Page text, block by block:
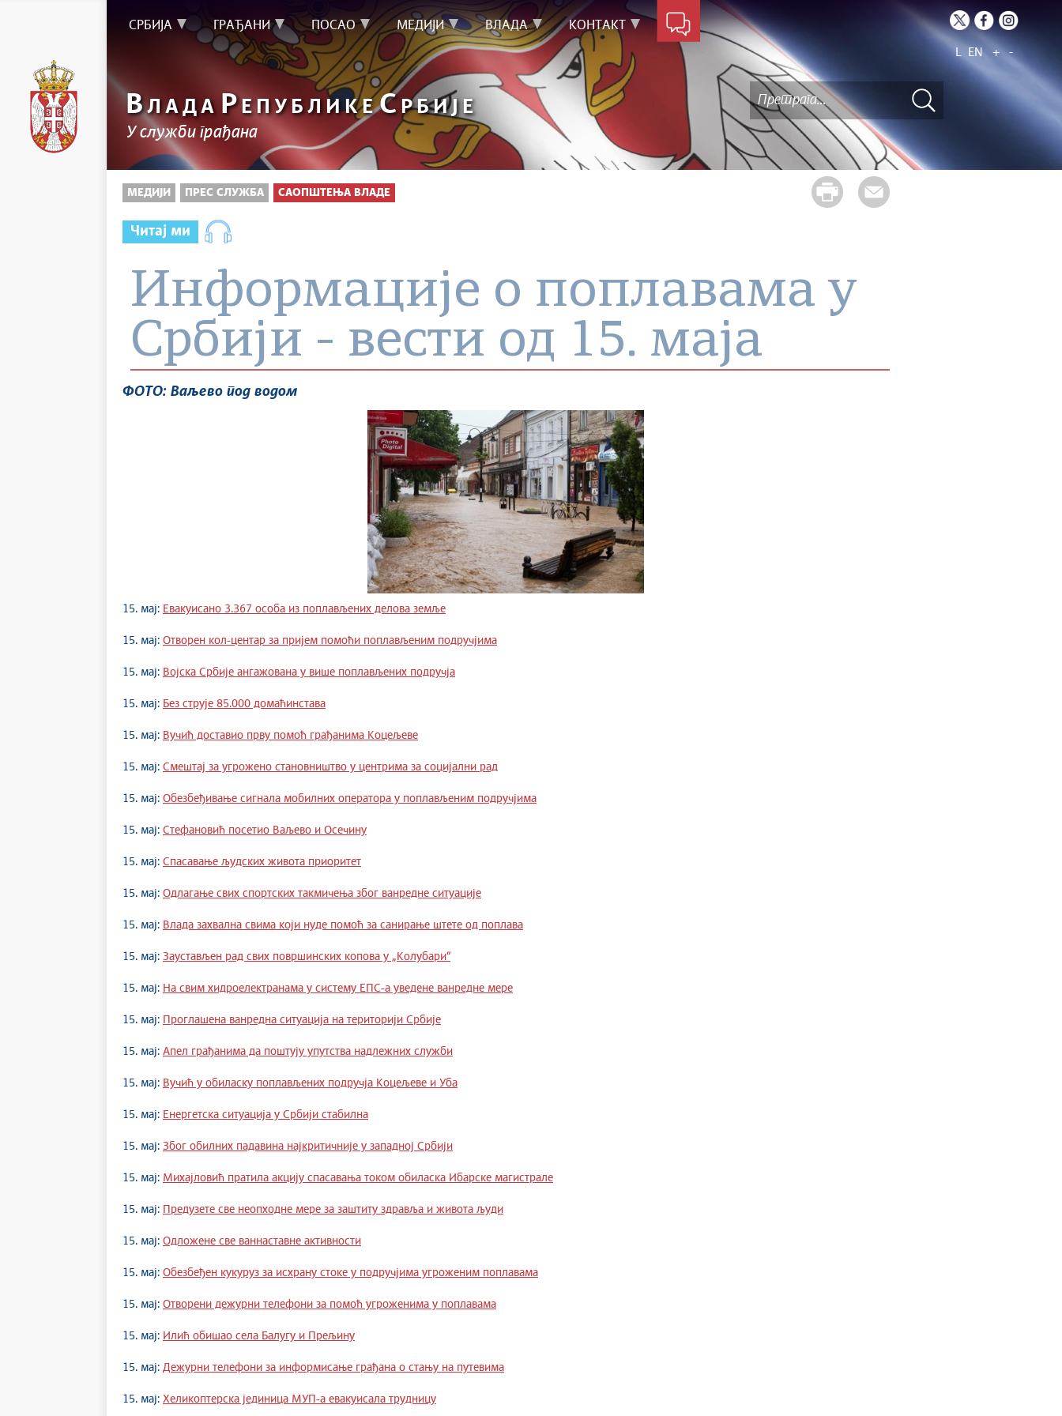
СРБИЈА ГРАЂАНИ ПОСАО МЕДИЈИ ВЛАДА КОНТАКТ
L EN + -
ВЛАДА Р ЕПУБЛИКЕС РБИЈЕ
У служби грађана
МЕДИЈИ ПРЕС СЛУЖБА САОПШТЕЊА ВЛАДЕ
Читај ми
Информације о поплавама у
Србији - вести од 15. маја
ФОТО: Ваљево под водом
15. мај: Евакуисано 3.367 особа из поплављених делова земље
15. мај: Отворен кол-центар за пријем помоћи поплављеним подручјима
15. мај: Војска Србије ангажована у више поплављених подручја
15. мај: Без струје 85.000 домаћинстава
15. мај: Вучић доставио прву помоћ грађанима Коцељеве
15. мај: Смештај за угрожено становништво у центрима за социјални рад
15. мај: Обезбеђивање сигнала мобилних оператора у поплављеним подручјима
15. мај: Стефановић посетио Ваљево и Осечину
15. мај: Спасавање људских живота приоритет
15. мај: Одлагање свих спортских такмичења због ванредне ситуације
15. мај: Влада захвална свима који нуде помоћ за санирање штете од поплава
15. мај: Заустављен рад свих површинских копова у „Колубари“
15. мај: На свим хидроелектранама у систему ЕПС-а уведене ванредне мере
15. мај: Проглашена ванредна ситуација на територији Србије
15. мај: Апел грађанима да поштују упутства надлежних служби
15. мај: Вучић у обиласку поплављених подручја Коцељеве и Уба
15. мај: Енергетска ситуација у Србији стабилна
15. мај: Због обилних падавина најкритичније у западној Србији
15. мај: Михајловић пратила акцију спасавања током обиласка Ибарске магистрале
15. мај: Предузете све неопходне мере за заштиту здравља и живота људи
15. мај: Одложене све ваннаставне активности
15. мај: Обезбеђен кукуруз за исхрану стоке у подручјима угроженим поплавама
15. мај: Отворени дежурни телефони за помоћ угроженима у поплавама
15. мај: Илић обишао села Балугу и Прељину
15. мај: Дежурни телефони за информисање грађана о стању на путевима
15. мај: Хеликоптерска јединица МУП-а евакуисала трудницу